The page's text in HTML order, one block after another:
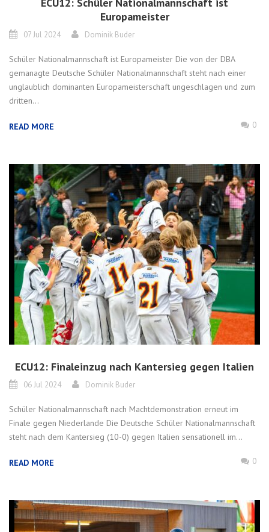
Europameister
07 Jul 2024 Dominik Buder
Schüler Nationalmannschaft ist Europameister Die von der DBA
gemanagte Deutsche Schüler Nationalmannschaft steht nach einer
unglaublich dominanten Europameisterschaft ungeschlagen und zum
dritten...
READ MORE 0
ECU12: Finaleinzug nach Kantersieg gegen Italien
06 Jul 2024 Dominik Buder
Schüler Nationalmannschaft nach Machtdemonstration erneut im
Finale gegen Niederlande Die Deutsche Schüler Nationalmannschaft
steht nach dem Kantersieg (10-0) gegen Italien sensationell im...
READ MORE 0